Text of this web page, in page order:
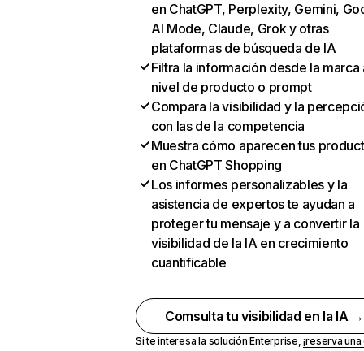
en ChatGPT, Perplexity, Gemini,
AI Mode, Claude, Grok y otras
plataformas de búsqueda de IA
Filtra la información desde la marca
nivel de producto o prompt
Compara la visibilidad y la
con las de la competencia
Muestra cómo aparecen tus
en ChatGPT Shopping
Los informes personalizables y la
asistencia de expertos te ayudan a
proteger tu mensaje y a convertir la
visibilidad de la IA en crecimiento
cuantificable
Comsulta tu visibilidad en la IA →
Si te interesa la solución Enterprise,¡reserva